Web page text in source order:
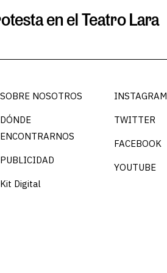
en el Teatro Lara
SOBRE NOSOTROS
DÓNDE
ENCONTRARNOS
PUBLICIDAD
Kit Digital
INSTAGRAM
TWITTER
FACEBOOK
YOUTUBE